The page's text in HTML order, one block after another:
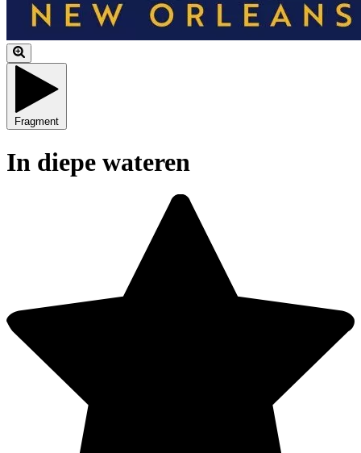
Fragment
In diepe wateren